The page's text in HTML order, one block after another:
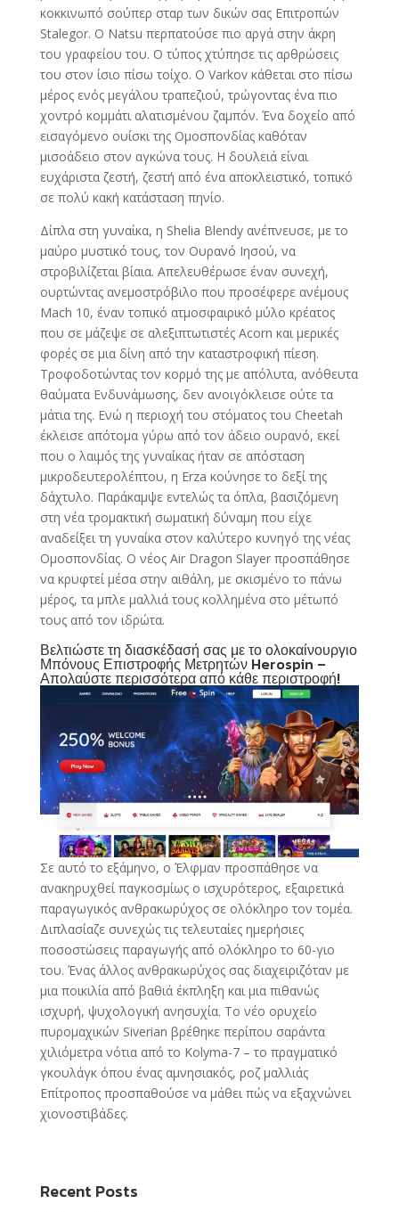
κοκκινωπό σούπερ σταρ των δικών σας Επιτροπών
Stalegor. Ο Natsu περπατούσε πιο αργά στην άκρη
του γραφείου του. Ο τύπος χτύπησε τις αρθρώσεις
του στον ίσιο πίσω τοίχο. Ο Varkov κάθεται στο πίσω
μέρος ενός μεγάλου τραπεζιού, τρώγοντας ένα πιο
χοντρό κομμάτι αλατισμένου ζαμπόν. Ένα δοχείο από
εισαγόμενο ουίσκι της Ομοσπονδίας καθόταν
μισοάδειο στον αγκώνα τους. Η δουλειά είναι
ευχάριστα ζεστή, ζεστή από ένα αποκλειστικό, τοπικό
σε πολύ κακή κατάσταση πηνίο.
Δίπλα στη γυναίκα, η Shelia Blendy ανέπνευσε, με το
μαύρο μυστικό τους, τον Ουρανό Ιησού, να
στροβιλίζεται βίαια. Απελευθέρωσε έναν συνεχή,
ουρτώντας ανεμοστρόβιλο που προσέφερε ανέμους
Mach 10, έναν τοπικό ατμοσφαιρικό μύλο κρέατος
που σε μάζεψε σε αλεξιπτωτιστές Acorn και μερικές
φορές σε μια δίνη από την καταστροφική πίεση.
Τροφοδοτώντας τον κορμό της με απόλυτα, ανόθευτα
θαύματα Ενδυνάμωσης, δεν ανοιγόκλεισε ούτε τα
μάτια της. Ενώ η περιοχή του στόματος του Cheetah
έκλεισε απότομα γύρω από τον άδειο ουρανό, εκεί
που ο λαιμός της γυναίκας ήταν σε απόσταση
μικροδευτερολέπτου, η Erza κούνησε το δεξί της
δάχτυλο. Παράκαμψε εντελώς τα όπλα, βασιζόμενη
στη νέα τρομακτική σωματική δύναμη που είχε
αναδείξει τη γυναίκα στον καλύτερο κυνηγό της νέας
Ομοσπονδίας. Ο νέος Air Dragon Slayer προσπάθησε
να κρυφτεί μέσα στην αιθάλη, με σκισμένο το πάνω
μέρος, τα μπλε μαλλιά τους κολλημένα στο μέτωπό
τους από τον ιδρώτα.
Βελτιώστε τη διασκέδασή σας με το ολοκαίνουργιο
Μπόνους Επιστροφής Μετρητών Herospin –
Απολαύστε περισσότερα από κάθε περιστροφή!
Σε αυτό το εξάμηνο, ο Έλφμαν προσπάθησε να
ανακηρυχθεί παγκοσμίως ο ισχυρότερος, εξαιρετικά
παραγωγικός ανθρακωρύχος σε ολόκληρο τον τομέα.
Διπλασίαζε συνεχώς τις τελευταίες ημερήσιες
ποσοστώσεις παραγωγής από ολόκληρο το 60-γιο
του. Ένας άλλος ανθρακωρύχος σας διαχειριζόταν με
μια ποικιλία από βαθιά έκπληξη και μια πιθανώς
ισχυρή, ψυχολογική ανησυχία. Το νέο ορυχείο
πυρομαχικών Siverian βρέθηκε περίπου σαράντα
χιλιόμετρα νότια από το Kolyma-7 – το πραγματικό
γκουλάγκ όπου ένας αμνησιακός, ροζ μαλλιάς
Επίτροπος προσπαθούσε να μάθει πώς να εξαχνώνει
χιονοστιβάδες.
Recent Posts